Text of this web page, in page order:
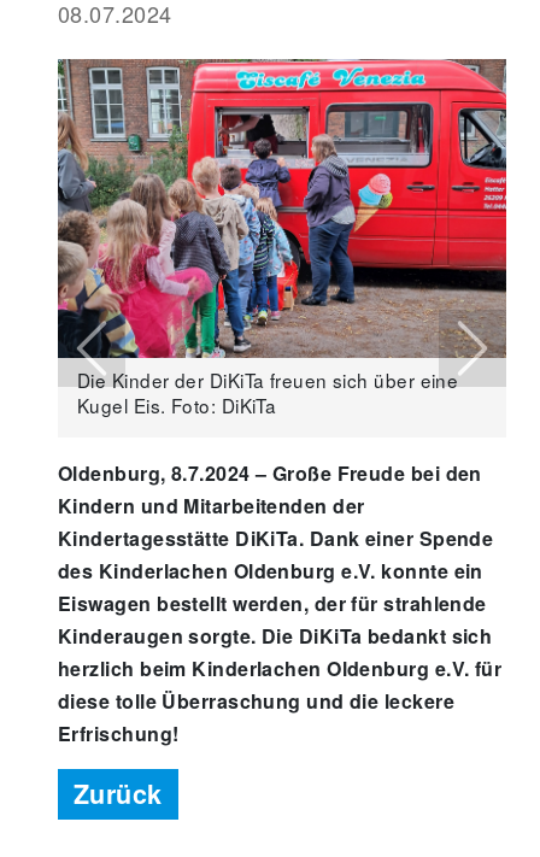
08.07.2024
Die Kinder der DiKiTa freuen sich über eine
Kugel Eis. Foto: DiKiTa
Previous Next
Oldenburg, 8.7.2024 – Große Freude bei den
Kindern und Mitarbeitenden der
Kindertagesstätte DiKiTa. Dank einer Spende
des Kinderlachen Oldenburg e.V. konnte ein
Eiswagen bestellt werden, der für strahlende
Kinderaugen sorgte. Die DiKiTa bedankt sich
herzlich beim Kinderlachen Oldenburg e.V. für
diese tolle Überraschung und die leckere
Erfrischung!
Zurück